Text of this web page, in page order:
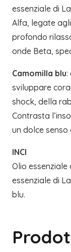
essenziale di
Alfa, legate
profondo
onde Beta,
Camomilla blu:
sviluppare
shock, della
Contrasta
un dolce senso
INCI
Olio essenziale
essenziale di
blu.